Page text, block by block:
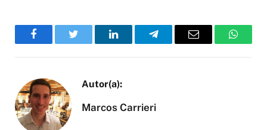
FacebookTwitter LinkedInTelegramEmail
Marcos Carrieri